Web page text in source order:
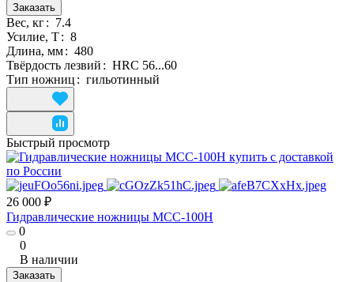
Заказать
Вес, кг: 7.4
Усилие, Т: 8
Длина, мм: 480
Твёрдость лезвий : HRC 56...60
Тип ножниц : гильотинный
Быстрый просмотр
26 000 ₽
Гидравлические ножницы MCC-100H
0
0
В наличии
Заказать